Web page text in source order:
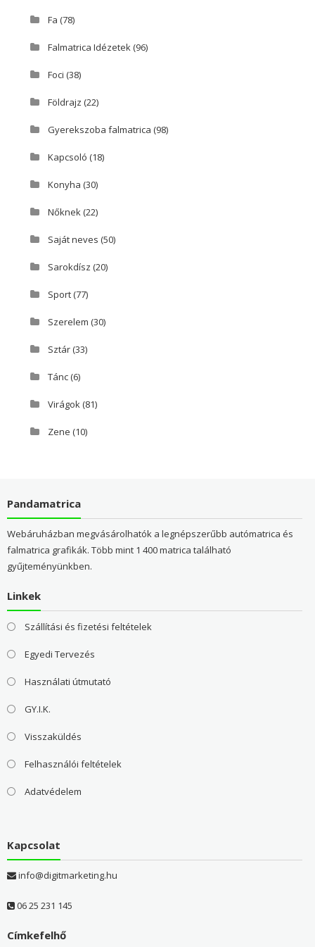
Fa (78)
Falmatrica Idézetek(96)
Foci (38)
Földrajz (22)
Gyerekszoba falmatrica (98)
Kapcsoló (18)
Konyha (30)
Nőknek(22)
Saját neves (50)
Sarokdísz (20)
Sport(77)
Szerelem (30)
Sztár(33)
Tánc(6)
Virágok(81)
Zene (10)
Pandamatrica
Webáruházban megvásárolhatók a legnépszerűbb autómatrica és
falmatrica grafikák. Több mint 1 400 matrica található
gyűjteményünkben.
Linkek
Szállítási és fizetési feltételek
Egyedi Tervezés
Használati útmutató
GY.I.K.
Visszaküldés
Felhasználói feltételek
Adatvédelem
Kapcsolat
info@digitmarketing.hu
06 25 231 145
Címkefelhő